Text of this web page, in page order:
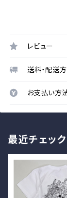
レビュー
送料・配送
お支払い方
最近チェッ